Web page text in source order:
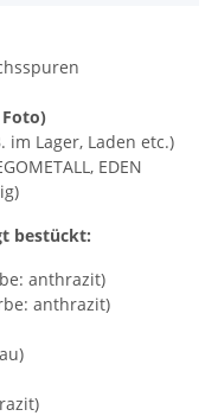
im Lager, Laden etc.)
EDEN
bestückt:
anthrazit)
anthrazit)